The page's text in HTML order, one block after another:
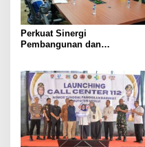
Perkuat Sinergi
Pembangunan dan
Forkopimda